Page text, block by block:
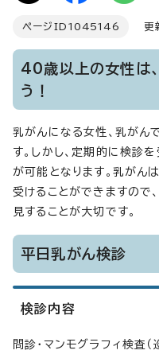
ページID 1045146 更
40歳以上の女性は
う！
乳がんになる女性、乳がん
す。しかし、定期的に検診
が可能となります。乳がん
受けることができますので
見することが大切です。
平日乳がん検診
検診内容
問診・マンモグラフィ検査（